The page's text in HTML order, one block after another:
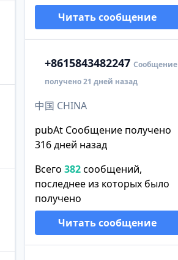
Читать сообщение
+8615843482247 Сообщение
получено 21 дней назад
中国 CHINA
pubAt Сообщение получено
316 дней назад
Всего 382сообщений,
последнее из которых было
получено
Читать сообщение